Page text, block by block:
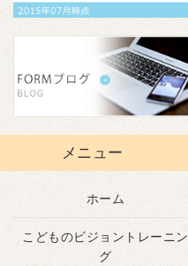
メニュー
ホーム
こどものビジョントレーニン
グ